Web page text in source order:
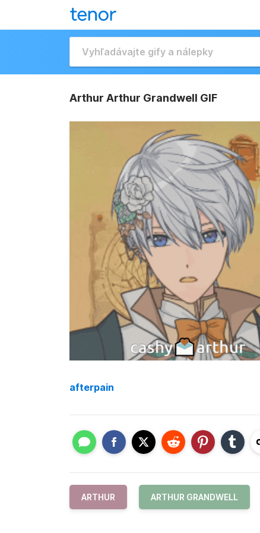
Arthur Arthur Grandwell GIF
afterpain
ARTHUR ARTHUR GRANDWELL